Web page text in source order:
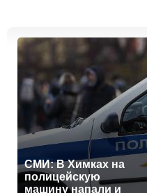
СМИ: В Химках на
полицейскую
машину напали и